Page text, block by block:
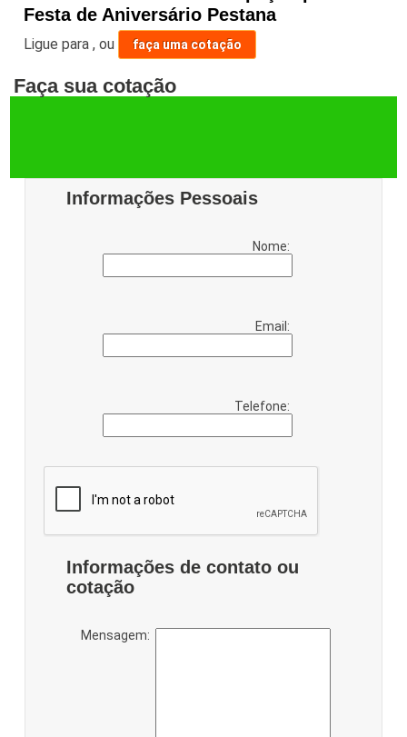
Festa de Aniversário Pestana
Ligue para,ou faça uma cotação
Faça sua cotação
Informações Pessoais
Nome:
Email:
Telefone:
Informações de contato ou
cotação
Mensagem: